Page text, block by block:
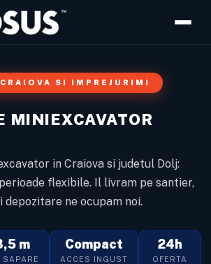
SI IMPREJURIMI
MINIEXCAVATOR
in Craiova si judetul Dolj:
flexibile. Il livram pe santier,
depozitare ne ocupam noi.
m
SAPARE
Compact
ACCES INGUST
24h
OFERTA